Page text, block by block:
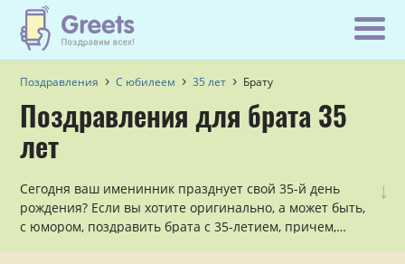
Поздравления С юбилеем 35 лет Брату
Поздравления для брата 35
лет
↓
Сегодня ваш именинник празднует свой 35-й день
рождения? Если вы хотите оригинально, а может быть,
с юмором, поздравить брата с 35-летием, причем,